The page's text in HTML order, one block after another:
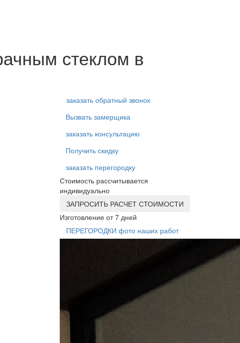
стеклом в
заказать обратный звонок
Вызвать замерщика
заказать консультацию
Получить скидку
заказать перегородку
Стоимость рассчитывается
индивидуально
ЗАПРОСИТЬ РАСЧЕТ СТОИМОСТИ
Изготовление от 7 дней
ПЕРЕГОРОДКИ фото наших работ